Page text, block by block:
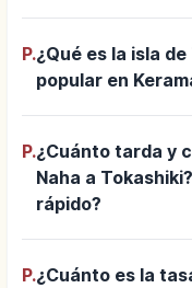
P.¿Qué es la isla
popular en
P.¿Cuánto tarda y
Naha a
rápido?
P.¿Cuánto es la